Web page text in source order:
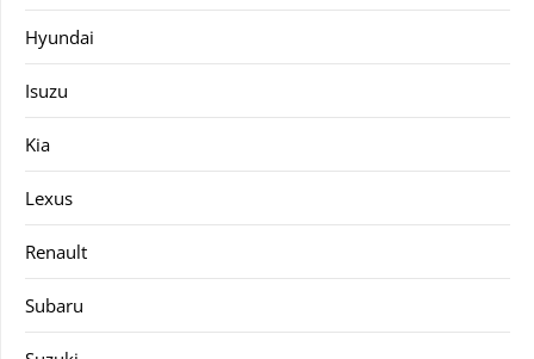
Hyundai
Isuzu
Kia
Lexus
Renault
Subaru